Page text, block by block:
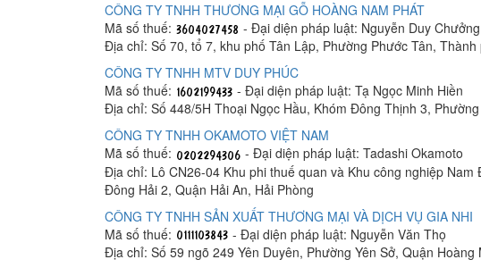
CÔNG TY TNHH THƯƠNG MẠI GỖ HOÀNG NAM PHÁT
Mã số thuế:
- Đại diện pháp luật: Nguyễn Duy Chưởng
Địa chỉ: Số 70, tổ 7, khu phố Tân Lập, Phường Phước Tân,
CÔNG TY TNHH MTV DUY PHÚC
Mã số thuế:
- Đại diện pháp luật: Tạ Ngọc Minh Hiền
Địa chỉ: Số 448/5H Thoại Ngọc Hầu, Khóm Đông Thịnh 3,
CÔNG TY TNHH OKAMOTO VIỆT NAM
Mã số thuế:
- Đại diện pháp luật: Tadashi Okamoto
Địa chỉ: Lô CN26-04 Khu phi thuế quan và Khu công nghiệp
Đông Hải 2, Quận Hải An, Hải Phòng
CÔNG TY TNHH SẢN XUẤT THƯƠNG MẠI VÀ DỊCH VỤ GIA NHI
Mã số thuế:
- Đại diện pháp luật: Nguyễn Văn Thọ
Địa chỉ: Số 59 ngõ 249 Yên Duyên, Phường Yên Sở, Quận Hoàng